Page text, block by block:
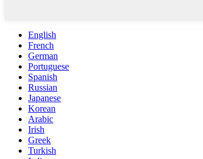
English
French
German
Portuguese
Spanish
Russian
Japanese
Korean
Arabic
Irish
Greek
Turkish